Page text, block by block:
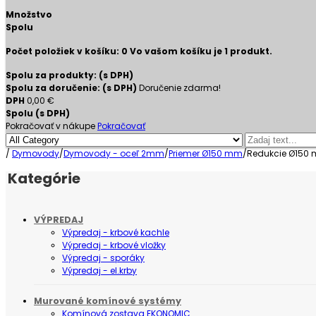
Množstvo
Spolu
Počet položiek v košíku: 0 Vo vašom košíku je 1 produkt.
Spolu za produkty: (s DPH)
Spolu za doručenie: (s DPH) Doručenie zdarma!
DPH 0,00 €
Spolu (s DPH)
Pokračovať v nákupePokračovať
/ Dymovody/Dymovody - oceľ 2mm/Priemer Ø150 mm/Redukcie Ø150
Kategórie
VÝPREDAJ
Výpredaj - krbové kachle
Výpredaj - krbové vložky
Výpredaj - sporáky
Výpredaj - el.krby
Murované komínové systémy